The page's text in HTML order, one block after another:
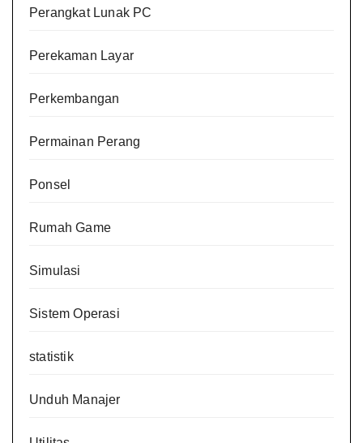
Perangkat Lunak PC
Perekaman Layar
Perkembangan
Permainan Perang
Ponsel
Rumah Game
Simulasi
Sistem Operasi
statistik
Unduh Manajer